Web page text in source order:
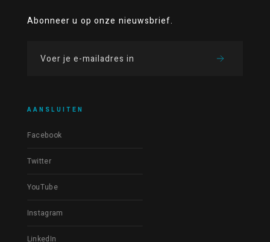
Abonneer u op onze nieuwsbrief.
AANSLUITEN
Facebook
Twitter
YouTube
Instagram
LinkedIn